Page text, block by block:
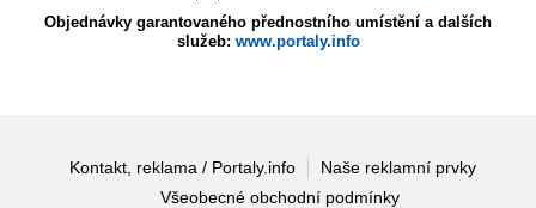
Objednávky garantovaného přednostního umístění a dalších
služeb: www.portaly.info
Kontakt, reklama / Portaly.info
Naše reklamní prvky
Všeobecné obchodní podmínky